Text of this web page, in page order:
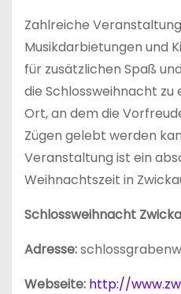
Zahlreiche
Musikdarbietungen und
für zusätzlichen Spaß
die Schlossweihnacht zu
Ort, an dem die
Zügen gelebt werden
Veranstaltung ist ein
Weihnachtszeit in
Schlossweihnacht
Adresse:
Webseite: http://